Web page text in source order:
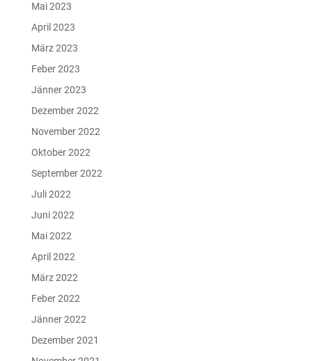
Mai 2023
April 2023
März 2023
Feber 2023
Jänner 2023
Dezember 2022
November 2022
Oktober 2022
September 2022
Juli 2022
Juni 2022
Mai 2022
April 2022
März 2022
Feber 2022
Jänner 2022
Dezember 2021